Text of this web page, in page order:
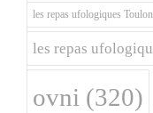
les repas ufologiques
les repas
ovni (320)